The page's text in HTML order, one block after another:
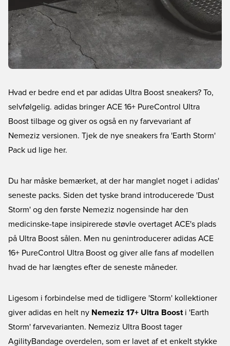
Hvad er bedre end et par adidas Ultra Boost sneakers? To,
selvfølgelig. adidas bringer ACE 16+ PureControl Ultra
Boost tilbage og giver os også en ny farvevariant af
Nemeziz versionen. Tjek de nye sneakers fra 'Earth Storm'
Pack ud lige her.
Du har måske bemærket, at der har manglet noget i adidas'
seneste packs. Siden det tyske brand introducerede 'Dust
Storm' og den første Nemeziz nogensinde har den
medicinske-tape insipirerede støvle overtaget ACE's plads
på Ultra Boost sålen. Men nu genintroducerer adidas ACE
16+ PureControl Ultra Boost og giver alle fans af modellen
hvad de har længtes efter de seneste måneder.
Ligesom i forbindelse med de tidligere 'Storm' kollektioner
giver adidas en helt ny Nemeziz 17+ Ultra Boost i 'Earth
Storm' farvevarianten. Nemeziz Ultra Boost tager
AgilityBandage overdelen, som er lavet af et enkelt stykke